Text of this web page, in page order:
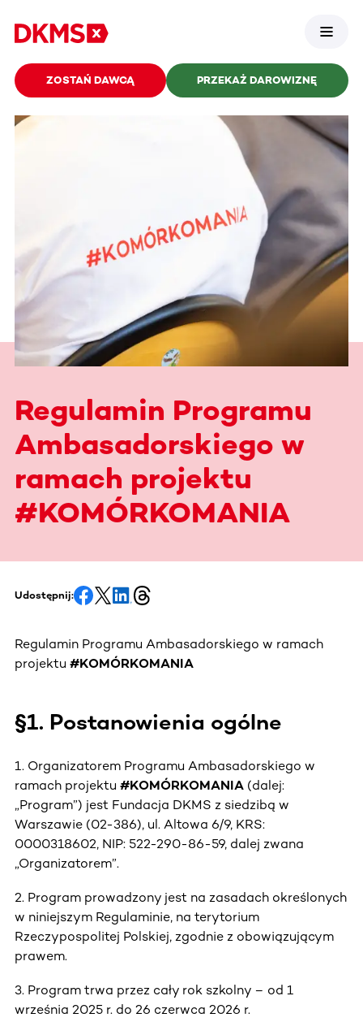
ZOSTAŃ DAWCĄ PRZEKAŻ DAROWIZNĘ
Regulamin Programu
Ambasadorskiego w
ramach projektu
#KOMÓRKOMANIA
Udostępnij:
Regulamin Programu Ambasadorskiego w ramach
projektu #KOMÓRKOMANIA
§1. Postanowienia ogólne
1. Organizatorem Programu Ambasadorskiego w
ramach projektu #KOMÓRKOMANIA (dalej:
„Program”) jest Fundacja DKMS z siedzibą w
Warszawie (02-386), ul. Altowa 6/9, KRS:
0000318602, NIP: 522-290-86-59, dalej zwana
„Organizatorem”.
2. Program prowadzony jest na zasadach określonych
w niniejszym Regulaminie, na terytorium
Rzeczypospolitej Polskiej, zgodnie z obowiązującym
prawem.
3. Program trwa przez cały rok szkolny – od 1
września 2025 r. do 26 czerwca 2026 r.